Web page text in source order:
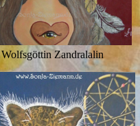
Wolfsgöttin Zandralalin